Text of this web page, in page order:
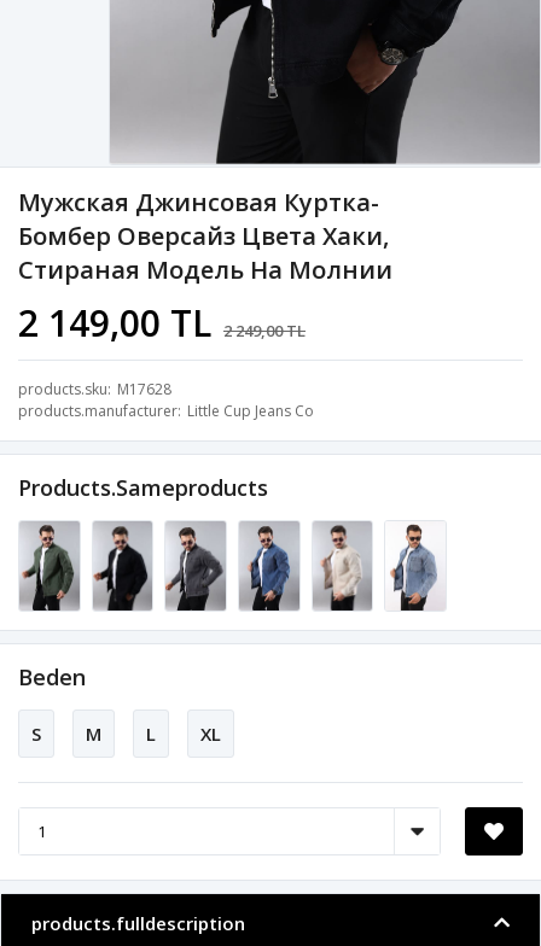
Мужская Джинсовая Куртка-
Бомбер Оверсайз Цвета Хаки,
Стираная Модель На Молнии
2 149,00 TL 2 249,00 TL
products.sku M17628
products.manufacturer Little Cup Jeans Co
Products.sameproducts
Beden
S M L XL
products.fulldescription